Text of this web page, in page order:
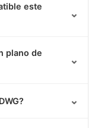
este
⌄
plano de
⌄
⌄